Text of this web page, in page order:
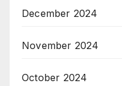
December 2024
November 2024
October 2024